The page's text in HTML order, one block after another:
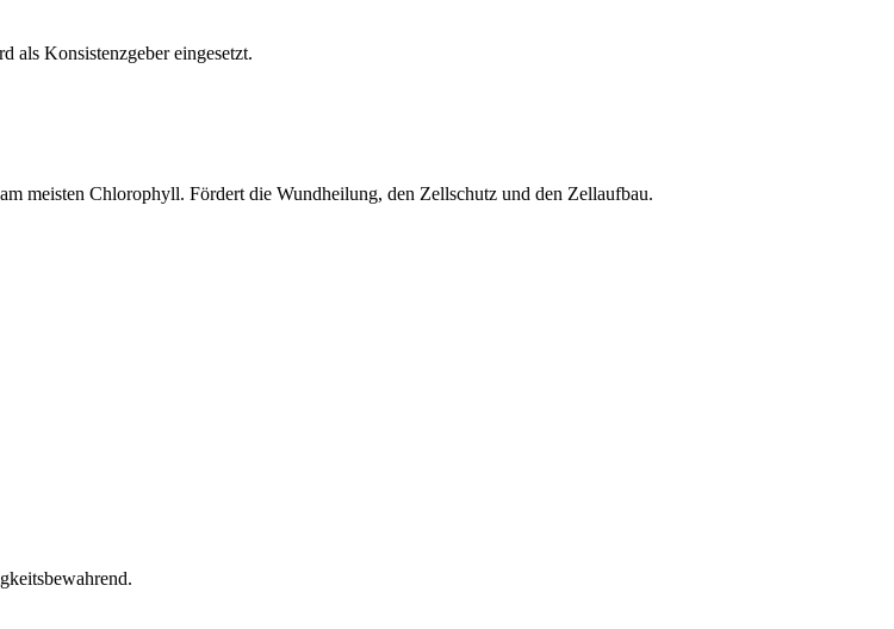
als Konsistenzgeber eingesetzt.
meisten Chlorophyll. Fördert die Wundheilung, den Zellschutz und den Zellaufbau.